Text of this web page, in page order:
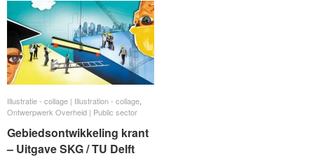
Illustratie - collage | Illustration - collage
Ontwerpwerk Overheid | Public sector
Gebiedsontwikkeling krant
– Uitgave SKG / TU Delft
Illustratie - collage | Illustration - collage
Ontwerpwerk Overheid | Public sector
Gebiedsontwikkeling krant
– Uitgave SKG / TU Delft